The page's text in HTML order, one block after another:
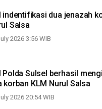
indentifikasi dua jenazah
Salsa
2026 3:56 WIB
Polda Sulsel berhasil
korban KLM Nurul Salsa
2026 20:54 WIB